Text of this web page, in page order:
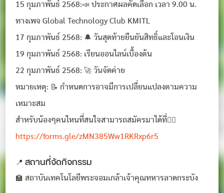
15 กุมภาพันธ์ 2568:📣 ประกาศผลคัดเลือก เวลา 9.00 น.
ทางเพจ Global Technology Club KMITL
17 กุมภาพันธ์ 2568: 🔔 วันสุดท้ายยืนยันสิทธิ์และโอนเงิน
19 กุมภาพันธ์ 2568: เรียนออนไลน์เบื้องต้น
22 กุมภาพันธ์ 2568: 🚀 วันจัดค่าย
หมายเหตุ: 📝 กำหนดการอาจมีการเปลี่ยนแปลงตามความ
เหมาะสม
สำหรับน้องๆคนไหนที่สนใจสามารถสมัครมาได้ที่👉🏻
https://forms.gle/zMN385Ww1RKRxp6r5
📍 สถานที่จัดกิจกรรม
🏫 สถาบันเทคโนโลยีพระจอมเกล้าเจ้าคุณทหารลาดกระบัง